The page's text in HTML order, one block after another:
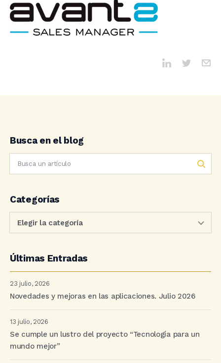
Busca en el blog
Categorías
Últimas Entradas
23 julio, 2026
Novedades y mejoras en las aplicaciones. Julio 2026
13 julio, 2026
Se cumple un lustro del proyecto “Tecnología para un
mundo mejor”